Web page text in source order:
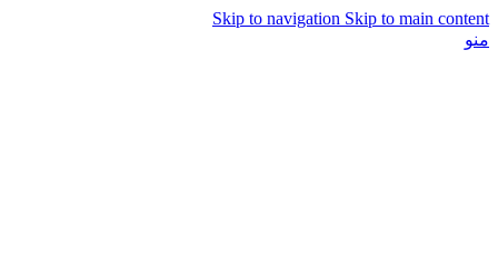
Skip to navigation Skip to main content
منو